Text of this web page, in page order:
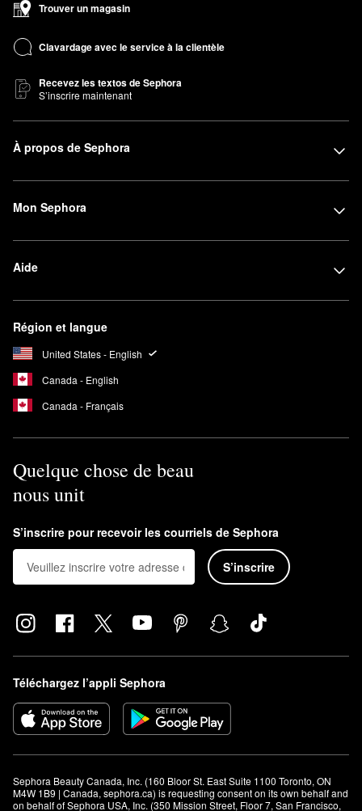
Trouver un magasin
Clavardage avec le service à la clientèle
Recevez les textos de Sephora
S’inscrire maintenant
À propos de Sephora
Mon Sephora
Aide
Région et langue
United States - English
Canada - English
Canada - Français
Quelque chose de beau
nous unit
S’inscrire pour recevoir les courriels de Sephora
S’inscrire
Téléchargez l’appli Sephora
Sephora Beauty Canada, Inc. (160 Bloor St. East Suite 1100 Toronto, ON
M4W 1B9 | Canada, sephora.ca) is requesting consent on its own behalf and
on behalf of Sephora USA, Inc. (350 Mission Street, Floor 7, San Francisco,